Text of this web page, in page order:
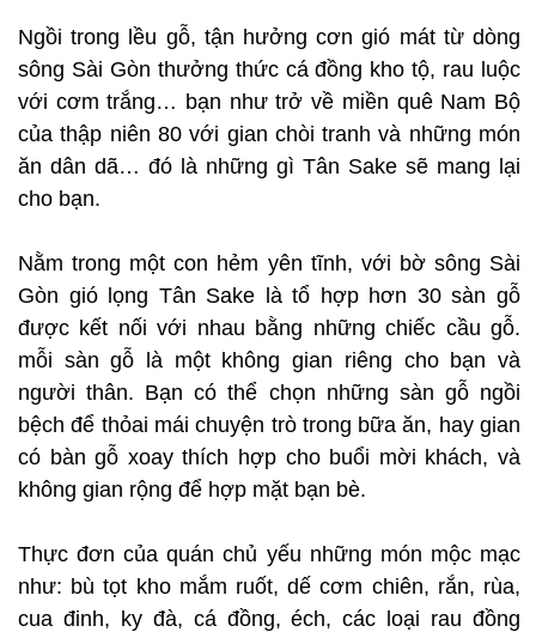
Ngồi trong lều gỗ, tận hưởng cơn gió mát từ dòng
sông Sài Gòn thưởng thức cá đồng kho tộ, rau luộc
với cơm trắng… bạn như trở về miền quê Nam Bộ
của thập niên 80 với gian chòi tranh và những món
ăn dân dã… đó là những gì Tân Sake sẽ mang lại
cho bạn.
Nằm trong một con hẻm yên tĩnh, với bờ sông Sài
Gòn gió lọng Tân Sake là tổ hợp hơn 30 sàn gỗ
được kết nối với nhau bằng những chiếc cầu gỗ.
mỗi sàn gỗ là một không gian riêng cho bạn và
người thân. Bạn có thể chọn những sàn gỗ ngồi
bệch để thỏai mái chuyện trò trong bữa ăn, hay gian
có bàn gỗ xoay thích hợp cho buổi mời khách, và
không gian rộng để hợp mặt bạn bè.
Thực đơn của quán chủ yếu những món mộc mạc
như: bù tọt kho mắm ruốt, dế cơm chiên, rắn, rùa,
cua đinh, ky đà, cá đồng, éch, các loại rau đồng